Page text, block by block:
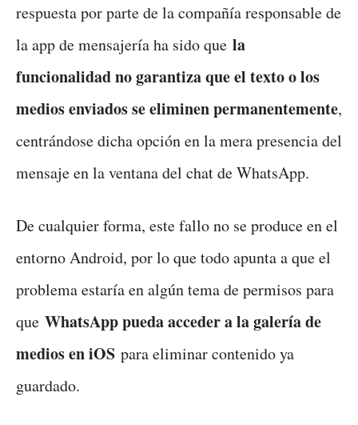
respuesta por parte de la compañía responsable de
la app de mensajería ha sido que la
funcionalidad no garantiza que el texto o los
medios enviados se eliminen permanentemente,
centrándose dicha opción en la mera presencia del
mensaje en la ventana del chat de WhatsApp.
De cualquier forma, este fallo no se produce en el
entorno Android, por lo que todo apunta a que el
problema estaría en algún tema de permisos para
que WhatsApp pueda acceder a la galería de
medios en iOS para eliminar contenido ya
guardado.